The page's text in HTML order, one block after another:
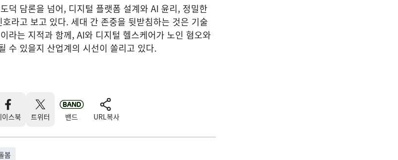
덕 담론을 넘어, 디지털 플랫폼 설계와 AI 윤리, 정밀한
라고 보고 있다. 세대 간 존중을 뒷받침하는 것은 기술
라는 지적과 함께, AI와 디지털 헬스케어가 노인 혐오와
수 있을지 산업계의 시선이 쏠리고 있다.
이스북 트위터 밴드 URL복사
봄